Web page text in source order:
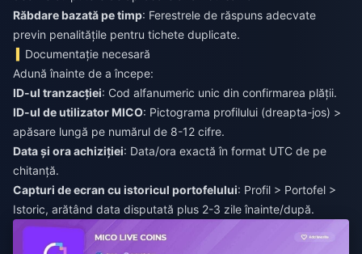
Răbdare bazată pe timp: Ferestrele de răspuns adecvate
previn penalitățile pentru tichete duplicate.
Documentație necesară
Adună înainte de a începe:
ID-ul tranzacției: Cod alfanumeric unic din confirmarea plății.
ID-ul de utilizator MICO: Pictograma profilului (dreapta-jos) >
apăsare lungă pe numărul de 8-12 cifre.
Data și ora achiziției: Data/ora exactă în format UTC de pe
chitanță.
Capturi de ecran cu istoricul portofelului: Profil > Portofel >
Istoric, arătând data disputată plus 2-3 zile înainte/după.